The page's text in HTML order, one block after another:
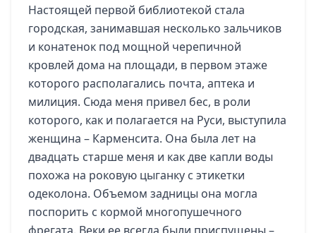
Настоящей первой библиотекой стала
городская, занимавшая несколько зальчиков
и конатенок под мощной черепичной
кровлей дома на площади, в первом этаже
которого располагались почта, аптека и
милиция. Сюда меня привел бес, в роли
которого, как и полагается на Руси, выступила
женщина – Карменсита. Она была лет на
двадцать старше меня и как две капли воды
похожа на роковую цыганку с этикетки
одеколона. Объемом задницы она могла
поспорить с кормой многопушечного